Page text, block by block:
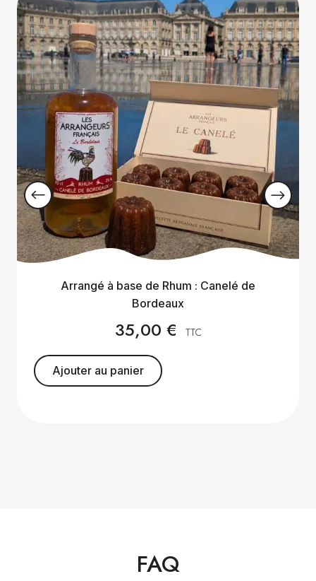
Arrangé à base de Rhum : Canelé de
Bordeaux
35,00 € TTC
Ajouter au panier
FAQ